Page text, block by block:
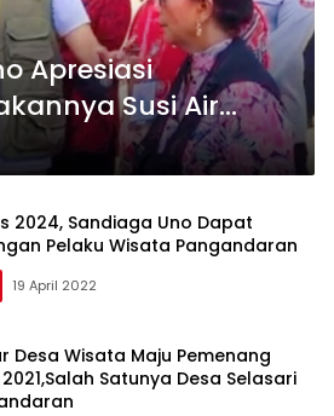
Apresiasi
Susi Air
2022
2024, Sandiaga Uno Dapat
Pelaku Wisata Pangandaran
19 April 2022
Desa Wisata Maju Pemenang
2021,Salah Satunya Desa Selasari